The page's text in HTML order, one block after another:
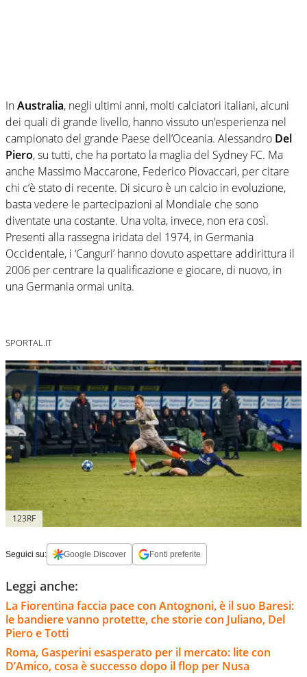
InAustralia, negli ultimi anni, molti calciatori italiani, alcuni
dei quali di grande livello, hanno vissuto un’esperienza nel
campionato del grande Paese dell’Oceania. Alessandro Del
Piero, su tutti, che ha portato la maglia del Sydney FC. Ma
anche Massimo Maccarone, Federico Piovaccari, per citare
chi c’è stato di recente. Di sicuro è un calcio in evoluzione,
basta vedere le partecipazioni al Mondiale che sono
diventate una costante. Una volta, invece, non era così.
Presenti alla rassegna iridata del 1974, in Germania
Occidentale, i ‘Canguri’ hanno dovuto aspettare addirittura il
2006 per centrare la qualificazione e giocare, di nuovo, in
una Germania ormai unita.
SPORTAL.IT
123RF
Seguici su: Google Discover Fonti preferite
Leggi anche:
La Fiorentina faccia pace con Antognoni, è il suo Baresi:
le bandiere vanno protette, che storie con Juliano, Del
Piero e Totti
Roma, Gasperini esasperato per il mercato: lite con
D’Amico, cosa è successo dopo il flop per Nusa